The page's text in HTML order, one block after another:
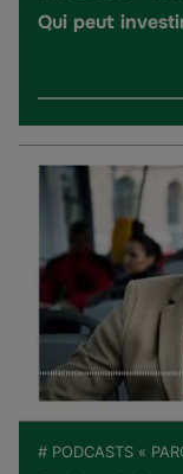
Qui peut
# PODCASTS «